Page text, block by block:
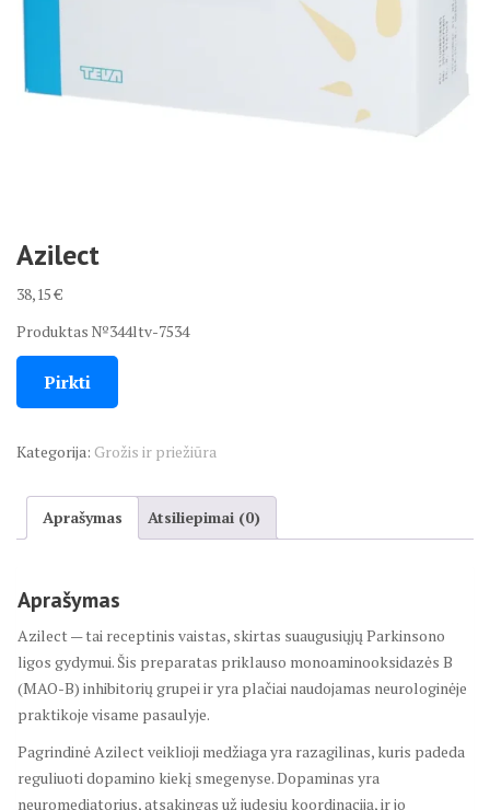
Azilect
38,15€
Produktas №344ltv-7534
Pirkti
Kategorija: Grožis ir priežiūra
Aprašymas Atsiliepimai (0)
Aprašymas
Azilect — tai receptinis vaistas, skirtas suaugusiųjų Parkinsono
ligos gydymui. Šis preparatas priklauso monoaminooksidazės B
(MAO-B) inhibitorių grupei ir yra plačiai naudojamas neurologinėje
praktikoje visame pasaulyje.
Pagrindinė Azilect veiklioji medžiaga yra razagilinas, kuris padeda
reguliuoti dopamino kiekį smegenyse. Dopaminas yra
neuromediatorius, atsakingas už judesių koordinaciją, ir jo